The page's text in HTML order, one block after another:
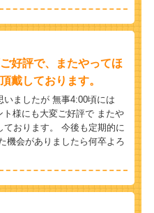
好評で、またやってほ
戴しております。
ましたが 無事4:00頃には
様にも大変ご好評で またや
おります。 今後も定期的に
機会がありましたら何卒よろ